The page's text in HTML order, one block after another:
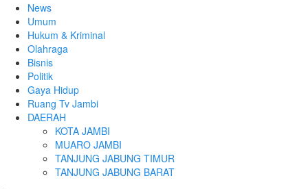
News
Umum
Hukum & Kriminal
Olahraga
Bisnis
Politik
Gaya Hidup
Ruang Tv Jambi
DAERAH
KOTA JAMBI
MUARO JAMBI
TANJUNG JABUNG TIMUR
TANJUNG JABUNG BARAT